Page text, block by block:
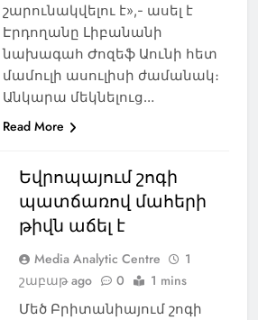
շարունակվելու է»,- ասել է
Էրդողանը Լիբանանի
նախագահ Ժոզեֆ Աունի հետ
մամուլի ասուլիսի ժամանակ։
Անկարա մեկնելուց…
Read More
Եվրոպայում շոգի
պատճառով մահերի
թիվն աճել է
Media Analytic Centre
1
շաբաթ ago
0 1 mins
Մեծ Բրիտանիայում շոգի